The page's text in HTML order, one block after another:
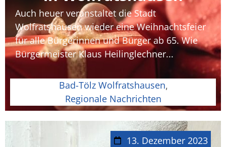
Auch heuer veranstaltet die Stadt
Wolfratshausen wieder eine Weihnachtsfeier
für alle Bürgerinnen und Bürger ab 65. Wie
Bürgermeister Klaus Heilinglechner...
Bad-Tölz Wolfratshausen,
Regionale Nachrichten
13. Dezember 2023